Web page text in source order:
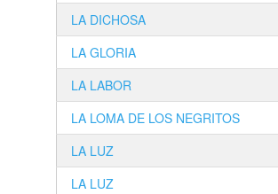
LA DICHOSA
LA GLORIA
LA LABOR
LA LOMA DE LOS NEGRITOS
LA LUZ
LA LUZ